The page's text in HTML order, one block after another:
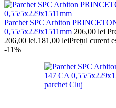
Parchet SPC Arbiton
0,55/5x229x1511mm 206,00lei
206,00 lei.181,00 leiPrețul curent
-11%